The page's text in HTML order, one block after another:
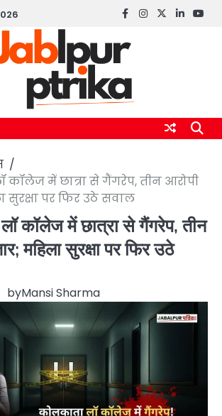
Facebook
instagram
twitterlinkedin
में छात्रा से गैंगरेप, तीन आरोपी
सुरक्षा पर फिर उठे सवाल
कॉलेज में छात्रा से गैंगरेप, तीन
महिला सुरक्षा पर फिर उठे
byMansi Sharma